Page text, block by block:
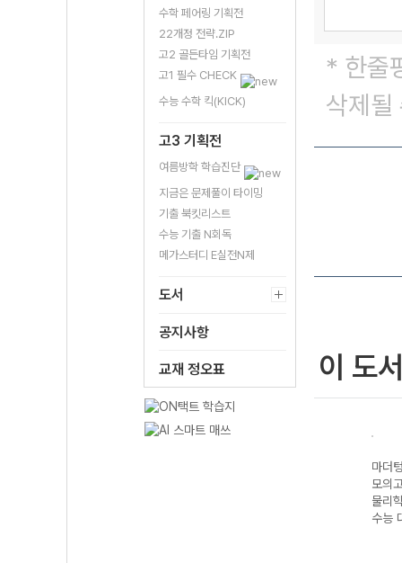
수학 페어링 기획전
22개정 전략.ZIP
고2 골든타임 기획전
고1 필수 CHECK
수능 수학 킥(KICK)
고3 기획전
여름방학 학습진단
지금은 문제풀이 타이밍
기출 북킷리스트
수능 기출 N회독
메가스터디 E실전N제
도서
공지사항
교재 정오표
* 한줄
삭제될
이 도
마더
모의
물리
수능